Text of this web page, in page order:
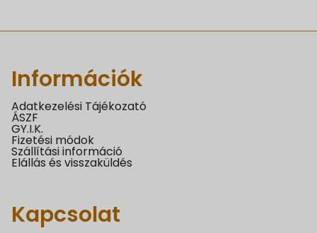
Információk
Adatkezelési Tájékozató
ÁSZF
GY.I.K.
Fizetési módok
Szállítási információ
Elállás és visszaküldés
Kapcsolat